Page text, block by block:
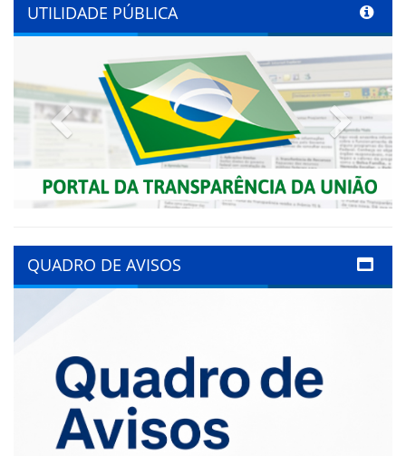
UTILIDADE PÚBLICA
Previous Next
QUADRO DE AVISOS